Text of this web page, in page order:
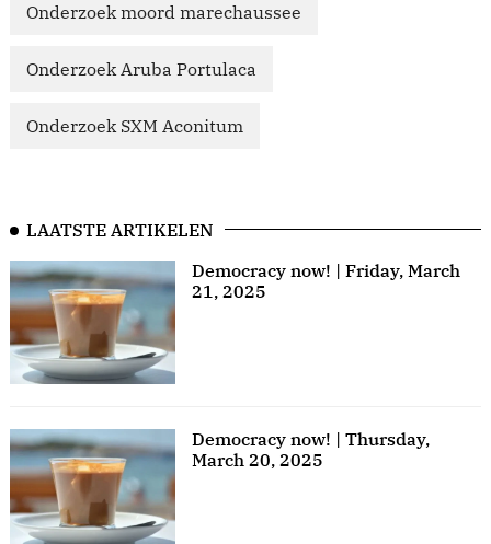
Onderzoek moord marechaussee
Onderzoek Aruba Portulaca
Onderzoek SXM Aconitum
LAATSTE ARTIKELEN
Democracy now! | Friday, March
21, 2025
Democracy now! | Thursday,
March 20, 2025